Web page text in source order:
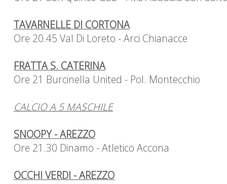
TAVARNELLE DI CORTONA
Ore 20.45 Val Di Loreto - Arci Chianacce
FRATTA S. CATERINA
Ore 21 Burcinella United - Pol. Montecchio
CALCIO A 5 MASCHILE
SNOOPY - AREZZO
Ore 21.30 Dinamo - Atletico Accona
OCCHI VERDI - AREZZO